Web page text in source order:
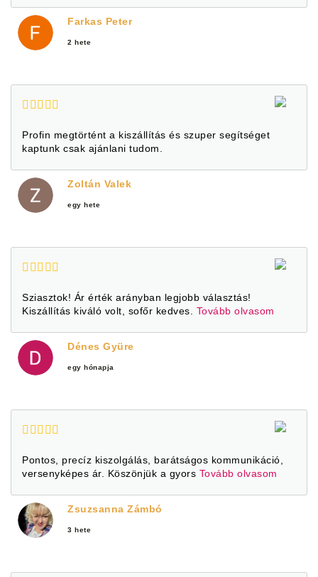
Farkas Peter
2 hete
Profin megtörtént a kiszállítás és szuper segítséget
kaptunk csak ajánlani tudom.
Zoltán Valek
egy hete
Sziasztok! Ár érték arányban legjobb választás!
Kiszállítás kiváló volt, sofőr kedves. Tovább olvasom
Dénes Gyüre
egy hónapja
Pontos, precíz kiszolgálás, barátságos kommunikáció,
versenyképes ár. Köszönjük a gyors Tovább olvasom
Zsuzsanna Zámbó
3 hete